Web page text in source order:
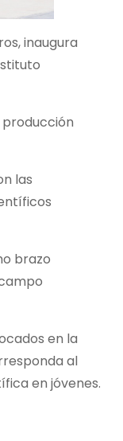
inaugura
las
brazo
en la
al
en jóvenes.